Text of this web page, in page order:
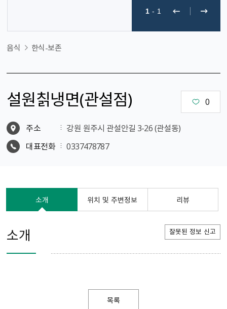
1 - 1
음식 한식-보존
설원칡냉면（관설점） 0
주소
강원 원주시 관설안길 3-26 (관설동)
대표전화
0337478787
소개 위치 및 주변정보 리뷰
소개 잘못된 정보 신고
목록